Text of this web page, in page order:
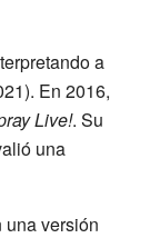
a
En 2016,
Live!. Su
una
una versión